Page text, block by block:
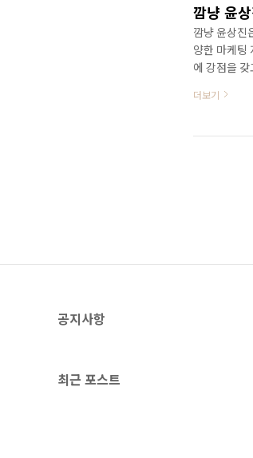
깜냥 윤
깜냥 윤상진
양한 마케팅
에 강점을
- 블로그, 트
체험해보고
더보기
공지사항
최근 포스트